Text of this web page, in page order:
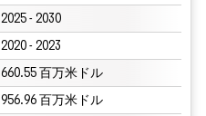
2025 - 2030
2020 - 2023
660.55 百万米ドル
956.96 百万米ドル